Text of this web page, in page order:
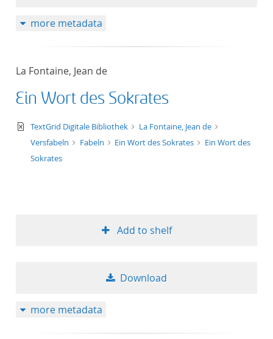
more metadata
La Fontaine, Jean de
Ein Wort des Sokrates
text/xml
TextGrid Digitale Bibliothek
La Fontaine, Jean de
Versfabeln
Fabeln Ein Wort des Sokrates
Ein Wort des
Sokrates
Add to shelf
Download
more metadata